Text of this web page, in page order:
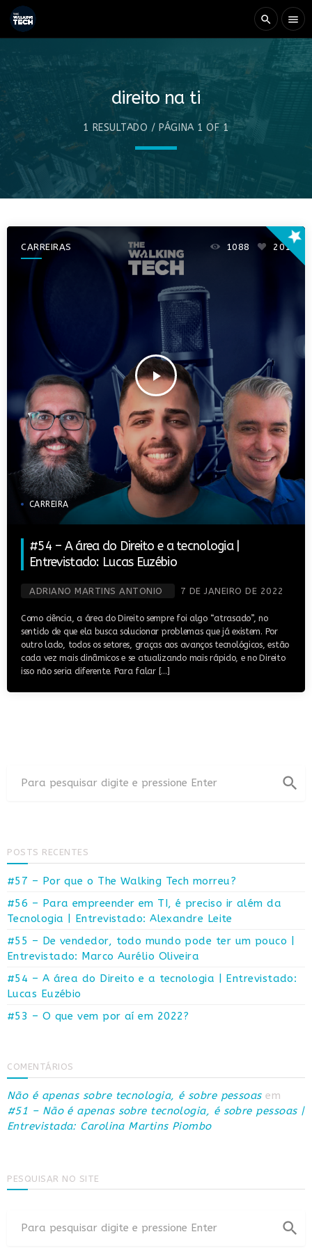
search menu
direito na ti
1 RESULTADO / PÁGINA 1 OF 1
CARREIRAS
play_arrow
1088 201
CARREIRA
star
#54 – A área do Direito e a tecnologia |
Entrevistado: Lucas Euzébio
ADRIANO MARTINS ANTONIO 7 DE JANEIRO DE 2022
Como ciência, a área do Direito sempre foi algo “atrasado”, no
sentido de que ela busca solucionar problemas que já existem. Por
outro lado, todos os setores, graças aos avanços tecnológicos, estão
cada vez mais dinâmicos e se atualizando mais rápido, e no Direito
isso não seria diferente. Para falar […]
search
POSTS RECENTES
#57 – Por que o The Walking Tech morreu?
#56 – Para empreender em TI, é preciso ir além da
Tecnologia | Entrevistado: Alexandre Leite
#55 – De vendedor, todo mundo pode ter um pouco |
Entrevistado: Marco Aurélio Oliveira
#54 – A área do Direito e a tecnologia | Entrevistado:
Lucas Euzébio
#53 – O que vem por aí em 2022?
COMENTÁRIOS
Não é apenas sobre tecnologia, é sobre pessoasem
#51 – Não é apenas sobre tecnologia, é sobre pessoas |
Entrevistada: Carolina Martins Piombo
PESQUISAR NO SITE
search